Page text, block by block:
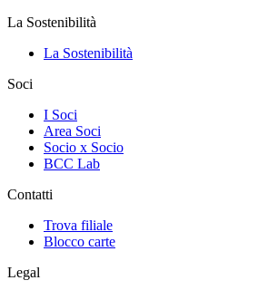
La Sostenibilità
La Sostenibilità
Soci
I Soci
Area Soci
Socio x Socio
BCC Lab
Contatti
Trova filiale
Blocco carte
Legal